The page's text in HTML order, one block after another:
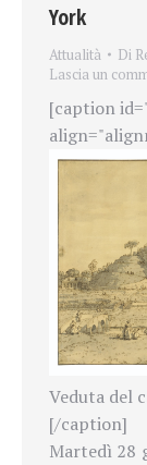
York
Attualità Di
Lascia un
[caption
Veduta del
[/caption]
Martedì 28